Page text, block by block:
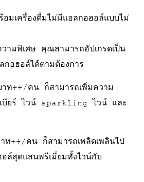
มเครื่องดื่มไม่มีแอลกอฮอล์แบบไม่
วามพิเศษ คุณสามารถอัปเกรดเป็น
กอฮอล์ได้ตามต้องการ
าท++/คน ก็สามารถเพิ่มความ
เบียร์ ไวน์ sparkling ไวน์ และ
ท++/คน ก็สามารถเพลิดเพลินไป
ล์สุดแสนพรีเมี่ยมทั้งไวน์กับ